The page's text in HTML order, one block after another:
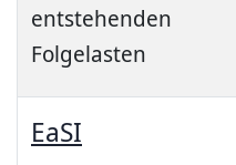
entstehenden
Folgelasten
EaSI